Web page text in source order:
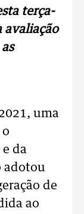
terça-
avaliação
uma
o
da
adotou
de
ao